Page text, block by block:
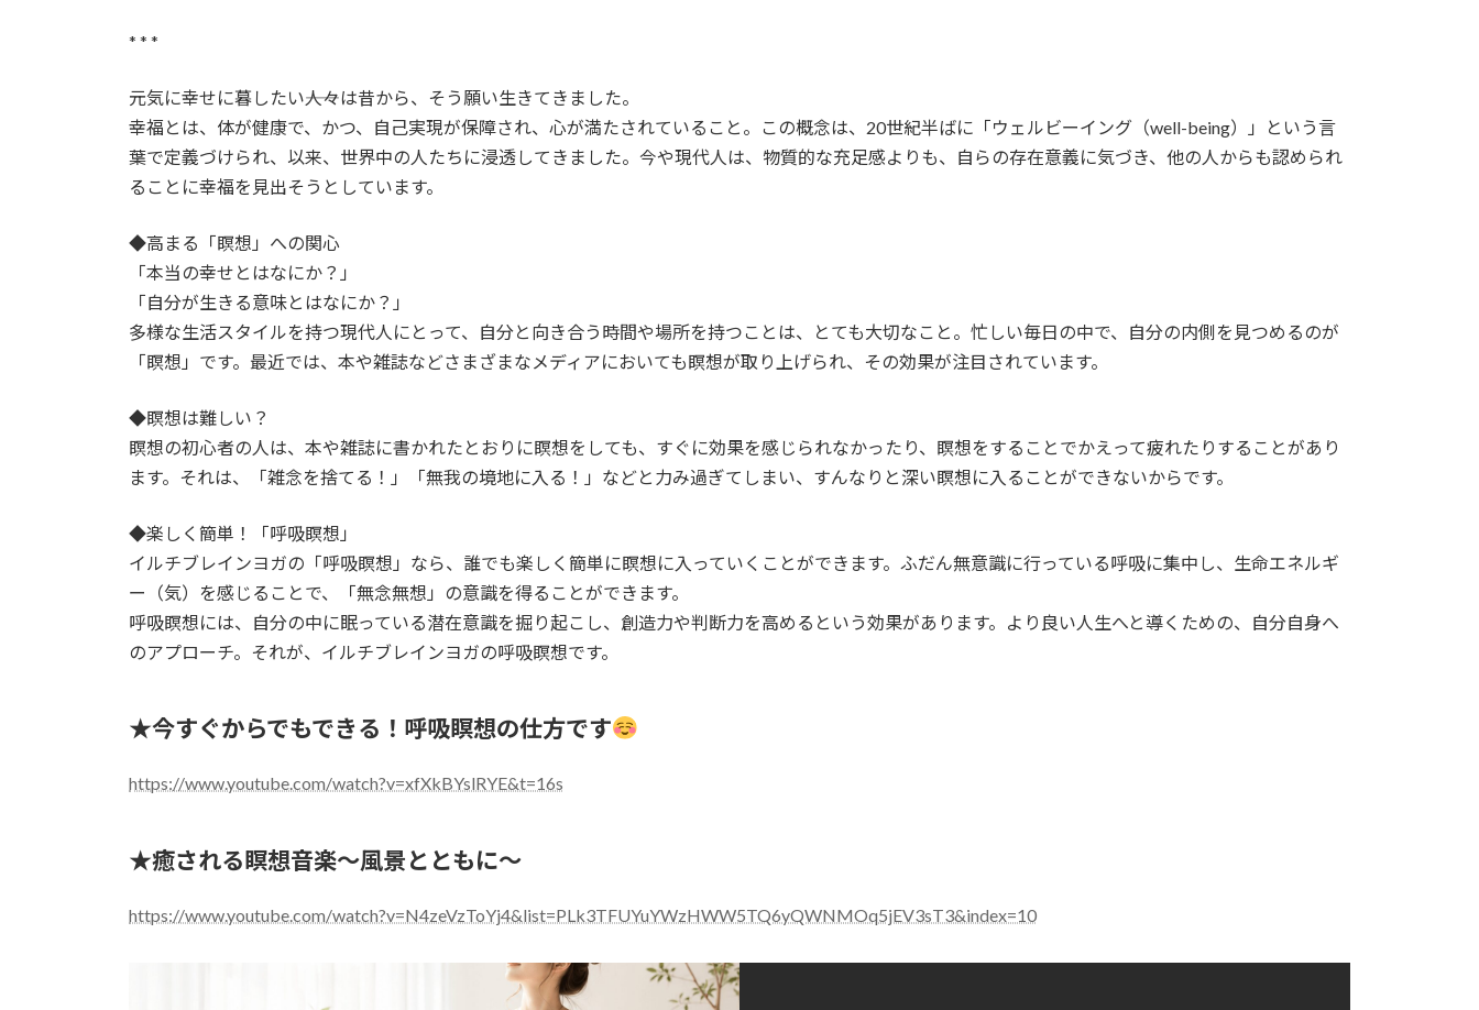
* * *
元気に幸せに暮したい――人々は昔から、そう願い生きてきました。
幸福とは、体が健康で、かつ、自己実現が保障され、心が満たされていること。この概念は、20世紀半ばに「ウェルビーイング（well-being）」という言
葉で定義づけられ、以来、世界中の人たちに浸透してきました。今や現代人は、物質的な充足感よりも、自らの存在意義に気づき、他の人からも認められ
ることに幸福を見出そうとしています。
◆高まる「瞑想」への関心
「本当の幸せとはなにか？」
「自分が生きる意味とはなにか？」
多様な生活スタイルを持つ現代人にとって、自分と向き合う時間や場所を持つことは、とても大切なこと。忙しい毎日の中で、自分の内側を見つめるのが
「瞑想」です。最近では、本や雑誌などさまざまなメディアにおいても瞑想が取り上げられ、その効果が注目されています。
◆瞑想は難しい？
瞑想の初心者の人は、本や雑誌に書かれたとおりに瞑想をしても、すぐに効果を感じられなかったり、瞑想をすることでかえって疲れたりすることがあり
ます。それは、「雑念を捨てる！」「無我の境地に入る！」などと力み過ぎてしまい、すんなりと深い瞑想に入ることができないからです。
◆楽しく簡単！「呼吸瞑想」
イルチブレインヨガの「呼吸瞑想」なら、誰でも楽しく簡単に瞑想に入っていくことができます。ふだん無意識に行っている呼吸に集中し、生命エネルギ
ー（気）を感じることで、「無念無想」の意識を得ることができます。
呼吸瞑想には、自分の中に眠っている潜在意識を掘り起こし、創造力や判断力を高めるという効果があります。より良い人生へと導くための、自分自身へ
のアプローチ。それが、イルチブレインヨガの呼吸瞑想です。
★今すぐからでもできる！呼吸瞑想の仕方です
https://www.youtube.com/watch?v=xfXkBYslRYE&t=16s
★癒される瞑想音楽〜風景とともに〜
https://www.youtube.com/watch?v=N4zeVzToYj4&list=PLk3TFUYuYWzHWW5TQ6yQWNMOq5jEV3sT3&index=10